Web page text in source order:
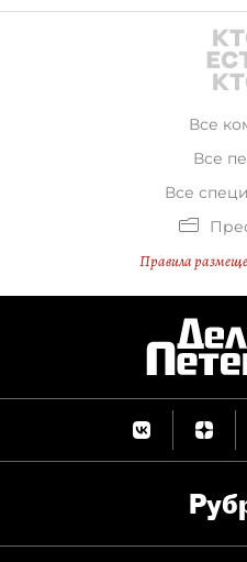
отчаяния
Все
Все
Все
Правила